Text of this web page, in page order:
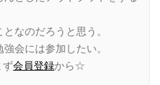
なのだろうと思う。
会には参加したい。
ず会員登録から☆